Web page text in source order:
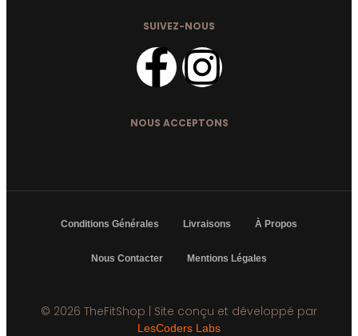
SUIVEZ-NOUS
NOUS ACCEPTONS
Conditions Générales Livraisons À Propos
Nous Contacter Mentions Légales
© 2026 TheFitShop | Site conçu et développé par
LesCoders Labs